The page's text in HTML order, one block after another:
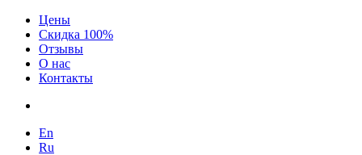
Цены
Скидка 100%
Отзывы
О нас
Контакты
En
Ru